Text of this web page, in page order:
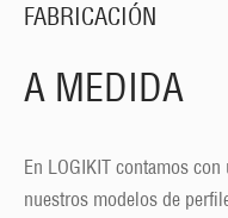
FABRICACIÓN
A MEDIDA
En LOGIKIT contamos
nuestros modelos de